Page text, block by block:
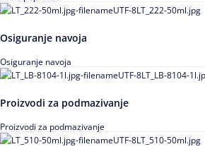
Osiguranje navoja
Osiguranje navoja
Proizvodi za podmazivanje
Proizvodi za podmazivanje